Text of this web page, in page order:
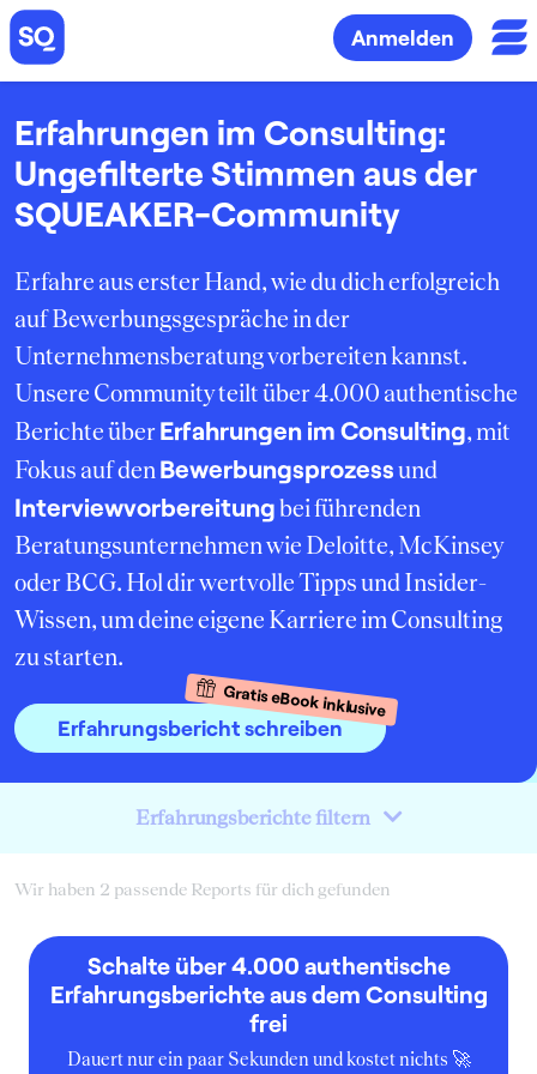
Anmelden
Erfahrungen im Consulting:
Ungefilterte Stimmen aus der
SQUEAKER-Community
Erfahre aus erster Hand, wie du dich erfolgreich
auf Bewerbungsgespräche in der
Unternehmensberatung vorbereiten kannst.
Unsere Community teilt über 4.000 authentische
Berichte überErfahrungen im Consulting, mit
Fokus auf den Bewerbungsprozessund
Interviewvorbereitungbei führenden
Beratungsunternehmen wie Deloitte, McKinsey
oder BCG. Hol dir wertvolle Tipps und Insider-
Wissen, um deine eigene Karriere im Consulting
zu starten.
Erfahrungsbericht schreiben
Gratis eBook inklusive
Erfahrungsberichte filtern
Wir haben 2 passende Reports für dich gefunden
Schalte über 4.000 authentische
Erfahrungsberichte aus dem Consulting
frei
Dauert nur ein paar Sekunden und kostet nichts 🚀